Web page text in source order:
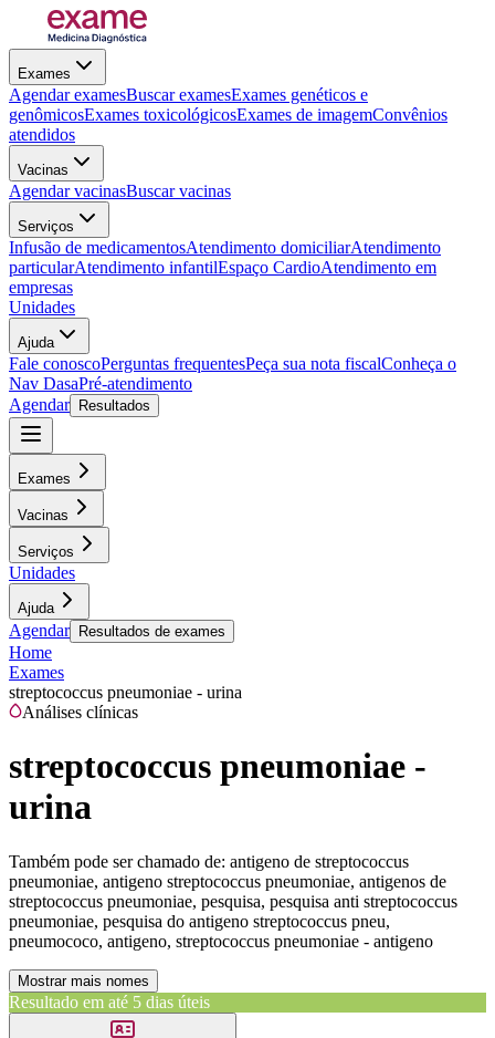
Exames
Agendar examesBuscar examesExames genéticos e
genômicosExames toxicológicosExames de imagemConvênios
atendidos
Vacinas
Agendar vacinasBuscar vacinas
Serviços
Infusão de medicamentosAtendimento domiciliarAtendimento
particularAtendimento infantilEspaço CardioAtendimento em
empresas
Unidades
Ajuda
Fale conoscoPerguntas frequentesPeça sua nota fiscalConheça o
Nav DasaPré-atendimento
Agendar
Resultados
Exames
Vacinas
Serviços
Unidades
Ajuda
Agendar Resultados de exames
Home
Exames
streptococcus pneumoniae - urina
Análises clínicas
streptococcus pneumoniae -
urina
Também pode ser chamado de: antigeno de streptococcus
pneumoniae, antigeno streptococcus pneumoniae, antigenos de
streptococcus pneumoniae, pesquisa, pesquisa anti streptococcus
pneumoniae, pesquisa do antigeno streptococcus pneu,
pneumococo, antigeno, streptococcus pneumoniae - antigeno
Mostrar mais nomes
Resultado em até 5 dias úteis